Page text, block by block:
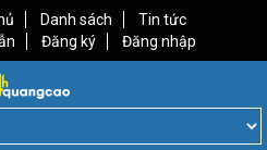
Danh sách
Tin tức
Đăng ký Đăng nhập